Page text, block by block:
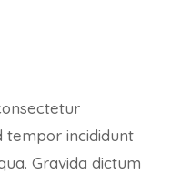
tempor incididunt
Gravida dictum